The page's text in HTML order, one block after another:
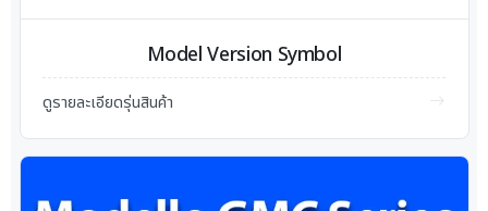
Model Version Symbol
ดูรายละเอียดรุ่นสินค้า